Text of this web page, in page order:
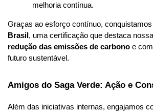
melhoria contínua.
Graças ao esforço contínuo,
Brasil
redução das emissões de carbono e
futuro sustentável.
Amigos do Saga Verde: Ação e
Além das iniciativas internas, engajamos